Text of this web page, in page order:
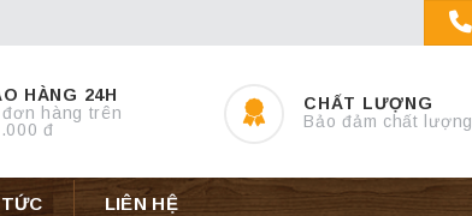
HÀNG 24H
hàng trên
đ
CHẤT LƯỢNG
Bảo đảm chất lượng
LIÊN HỆ